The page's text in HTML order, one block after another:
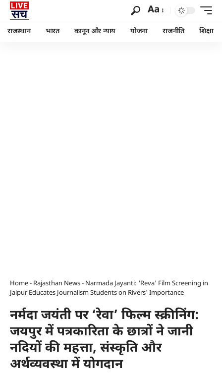
Aa
राजस्थान भारत कानून और न्याय योजना राजनीति शिक्षा
Home- Rajasthan News- Narmada Jayanti: 'Reva' Film Screening in
Jaipur Educates Journalism Students on Rivers' Importance
नर्मदा जयंती पर ‘रेवा’ फिल्म स्क्रीनिंग:
जयपुर में पत्रकारिता के छात्रों ने जानी
नदियों की महत्ता, संस्कृति और
अर्थव्यवस्था में योगदान